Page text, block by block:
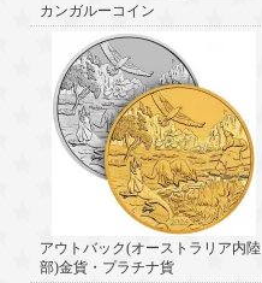
カンガルーコイン
アウトバック(オーストラリア内陸
部)金貨・プラチナ貨